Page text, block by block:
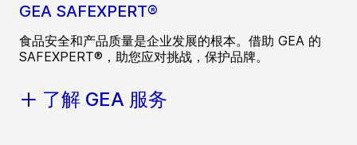
GEA SAFEXPERT®
食品安全和产品质量是企业发展的根本。借助 GEA 的
SAFEXPERT®，助您应对挑战，保护品牌。
了解 GEA 服务